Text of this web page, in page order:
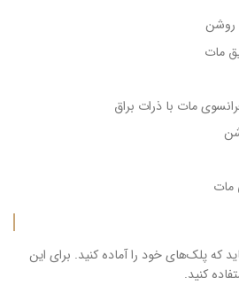
که پلک‌های خود را آماده کنید. برای این
کنید.